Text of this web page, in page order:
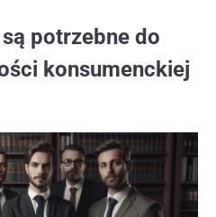
potrzebne do
konsumenckiej